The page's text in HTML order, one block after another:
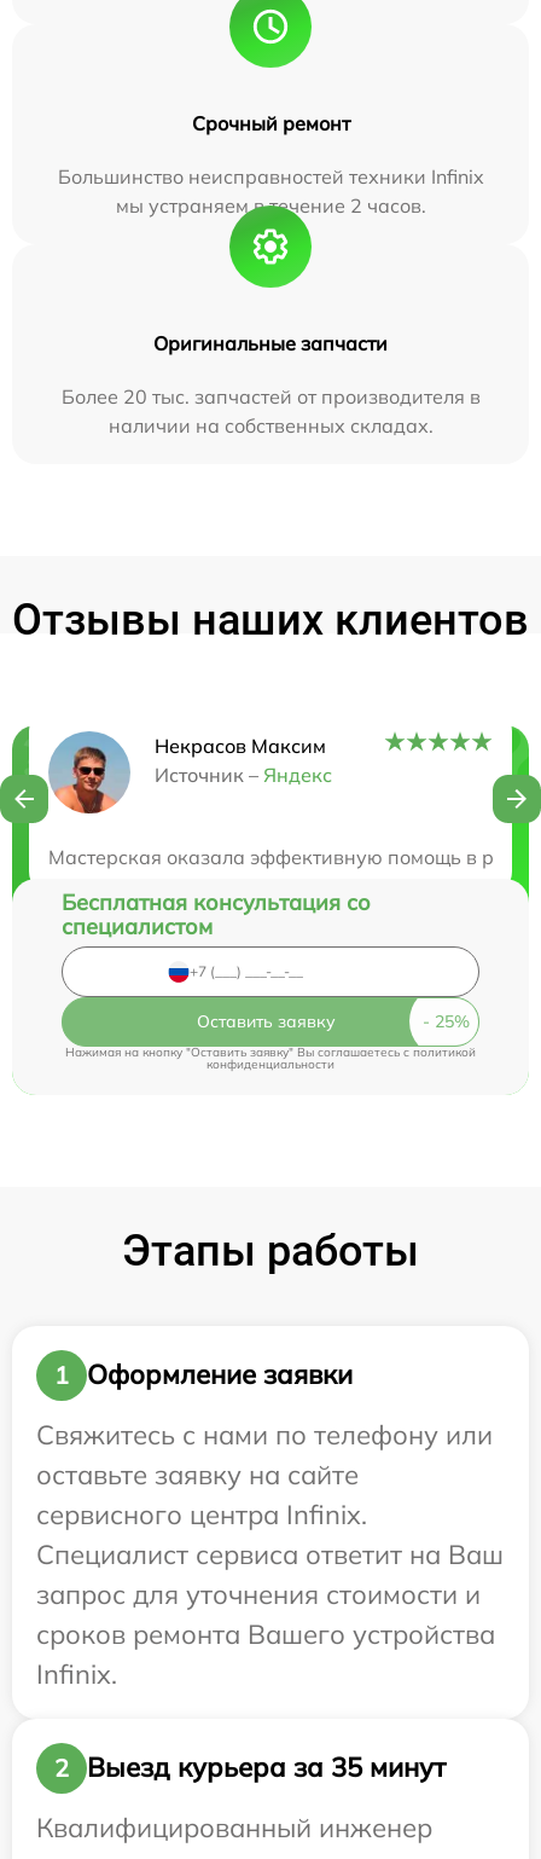
Срочный ремонт
Большинство неисправностей техники Infinix
мы устраняем в течение 2 часов.
Оригинальные запчасти
Более 20 тыс. запчастей от производителя в
наличии на собственных складах.
Отзывы наших клиентов
Некрасов Максим
Источник – Яндекс
Мастерская оказала эффективную помощь в
Нужна консультация?
Бесплатная консультация со
специалистом
Оставить заявку
Нажимая на кнопку "Оставить заявку" Вы соглашаетесь cполитикой
конфиденциальности
Этапы работы
1
Оформление заявки
Свяжитесь с нами по телефону или
оставьте заявку на сайте
сервисного центра Infinix.
Специалист сервиса ответит на Ваш
запрос для уточнения стоимости и
сроков ремонта Вашего устройства
Infinix.
2
Выезд курьера за 35 минут
Квалифицированный инженер